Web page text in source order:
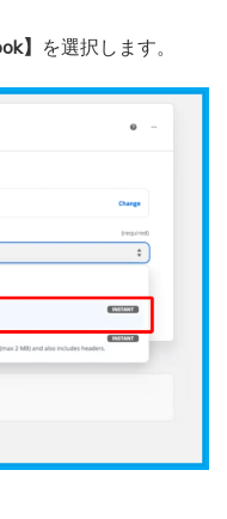
】 を選択します。